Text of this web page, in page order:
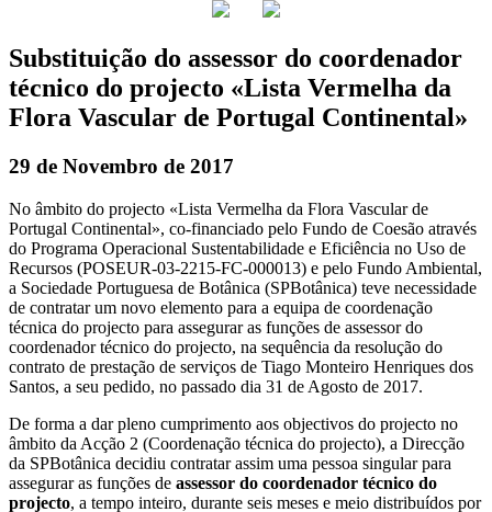
Substituição do assessor do coordenador
técnico do projecto «Lista Vermelha da
Flora Vascular de Portugal Continental»
29 de Novembro de 2017
No âmbito do projecto «Lista Vermelha da Flora Vascular de
Portugal Continental», co-financiado pelo Fundo de Coesão através
do Programa Operacional Sustentabilidade e Eficiência no Uso de
Recursos (POSEUR-03-2215-FC-000013) e pelo Fundo Ambiental,
a Sociedade Portuguesa de Botânica (SPBotânica) teve necessidade
de contratar um novo elemento para a equipa de coordenação
técnica do projecto para assegurar as funções de assessor do
coordenador técnico do projecto, na sequência da resolução do
contrato de prestação de serviços de Tiago Monteiro Henriques dos
Santos, a seu pedido, no passado dia 31 de Agosto de 2017.
De forma a dar pleno cumprimento aos objectivos do projecto no
âmbito da Acção 2 (Coordenação técnica do projecto), a Direcção
da SPBotânica decidiu contratar assim uma pessoa singular para
assegurar as funções de assessor do coordenador técnico do
projecto, a tempo inteiro, durante seis meses e meio distribuídos por